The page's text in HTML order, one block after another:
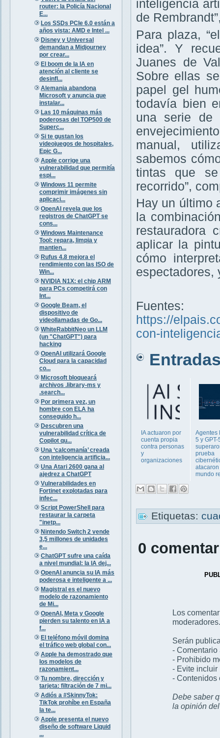
router: la Policía Nacional
E...
Los SSDs PCIe 6.0 están a
años vista: AMD e Intel ...
Disney y Universal
demandan a Midjourney
por crear...
El boom de la IA en
atención al cliente se
desinfl...
Alemania abandona
Microsoft y anuncia que
instalar...
Las 10 máquinas más
poderosas del TOP500 de
Superc...
Si te gustan los
videojuegos de hospitales,
Epic G...
Apple corrige una
vulnerabilidad que permitía
espi...
Windows 11 permite
comprimir imágenes sin
aplicaci...
OpenAI revela que los
registros de ChatGPT se
cons...
Windows Maintenance
Tool: repara, limpia y
mantien...
Rufus 4.8 mejora el
rendimiento con las ISO de
Win...
NVIDIA N1X: el chip ARM
para PCs competirá con
Int...
Google Beam, el
dispositivo de
videollamadas de Go...
WhiteRabbitNeo un LLM
(un "ChatGPT") para
hacking
OpenAI utilizará Google
Cloud para la capacidad
co...
Microsoft bloqueará
archivos .library-ms y
.search...
Por primera vez, un
hombre con ELA ha
conseguido h...
Descubren una
vulnerabilidad crítica de
Copilot qu...
Una ‘calcomanía’ creada
con inteligencia artificia...
Una Atari 2600 gana al
ajedrez a ChatGPT
Vulnerabilidades en
Fortinet explotadas para
infec...
Script PowerShell para
restaurar la carpeta
"inetp...
Nintendo Switch 2 vende
3,5 millones de unidades
e...
ChatGPT sufre una caída
a nivel mundial: la IA dej...
OpenAI anuncia su IA más
poderosa e inteligente a ...
Magistral es el nuevo
modelo de razonamiento
de Mi...
OpenAI, Meta y Google
pierden su talento en IA a
f...
El teléfono móvil domina
el tráfico web global con...
Apple ha demostrado que
los modelos de
razonamient...
Tu nombre, dirección y
tarjeta: filtración de 7 mi...
Adiós a #SkinnyTok:
TikTok prohíbe en España
la te...
Apple presenta el nuevo
diseño de software Liquid
...
inteligencia
de
Para plaza,
idea”. Y
Juanes de
Sobre ellas
papel gel
todavía bien
una serie de
manual,
sabemos
tintas que
recorrido”,
Hay un último
la
restauradora
aplicar la
cómo
espectadores,
Fuentes:
https://
con-
Entradas
IA actuaron por
cuenta propia
contra personas
y
organizaciones
Agentes
5 y
prueba
mundo
Etiquetas:
0
Los
moderadores.
Serán
- Comentario
- Prohibido
- Evite incluir
- Contenidos
Debe saber
la opinión